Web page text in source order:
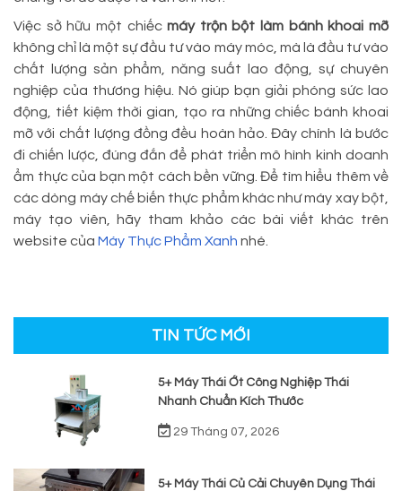
Việc sở hữu một chiếcmáy trộn bột làm bánh khoai mỡ
không chỉ là một sự đầu tư vào máy móc, mà là đầu tư vào
chất lượng sản phẩm, năng suất lao động, sự chuyên
nghiệp của thương hiệu. Nó giúp bạn giải phóng sức lao
động, tiết kiệm thời gian, tạo ra những chiếc bánh khoai
mỡ với chất lượng đồng đều hoàn hảo. Đây chính là bước
đi chiến lược, đúng đắn để phát triển mô hình kinh doanh
ẩm thực của bạn một cách bền vững. Để tìm hiểu thêm về
các dòng máy chế biến thực phẩm khác như máy xay bột,
máy tạo viên, hãy tham khảo các bài viết khác trên
website của Máy Thực Phẩm Xanh nhé.
TIN TỨC MỚI
5+ Máy Thái Ớt Công Nghiệp Thái
Nhanh Chuẩn Kích Thước
29 Tháng 07, 2026
5+ Máy Thái Củ Cải Chuyên Dụng Thái